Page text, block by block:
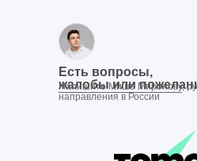
Есть вопросы,
жалобы или
Напишите Мише Миронову,
направления в России